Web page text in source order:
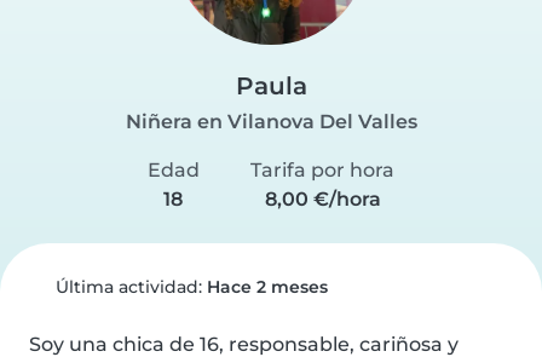
Paula
Niñera en Vilanova Del Valles
Edad
18
Tarifa por hora
8,00 €/hora
Última actividad: Hace 2 meses
Soy una chica de 16, responsable, cariñosa y